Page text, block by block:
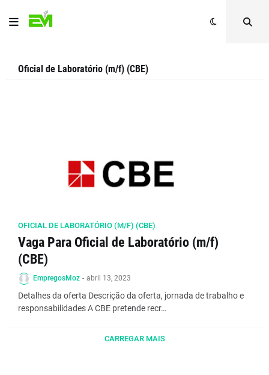
Oficial de Laboratório (m/f) (CBE)
OFICIAL DE LABORATÓRIO (M/F) (CBE)
Vaga Para Oficial de Laboratório (m/f)
(CBE)
EmpregosMoz - abril 13, 2023
Detalhes da oferta Descrição da oferta, jornada de trabalho e
responsabilidades A CBE pretende recr…
CARREGAR MAIS